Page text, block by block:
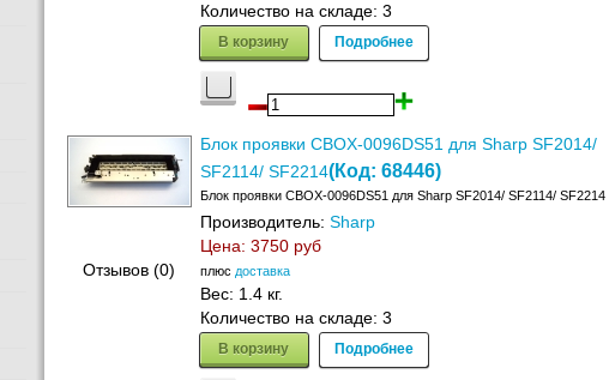
Количество на складе: 3
В корзину Подробнее
Отзывов (0)
Блок проявки CBOX-0096DS51 для Sharp SF2014/
SF2114/ SF2214(Код: 68446)
Блок проявки CBOX-0096DS51 для Sharp SF2014/ SF2114/ SF2214
Производитель: Sharp
Цена: 3750 руб
плюс доставка
Вес: 1.4 кг.
Количество на складе: 3
В корзину Подробнее